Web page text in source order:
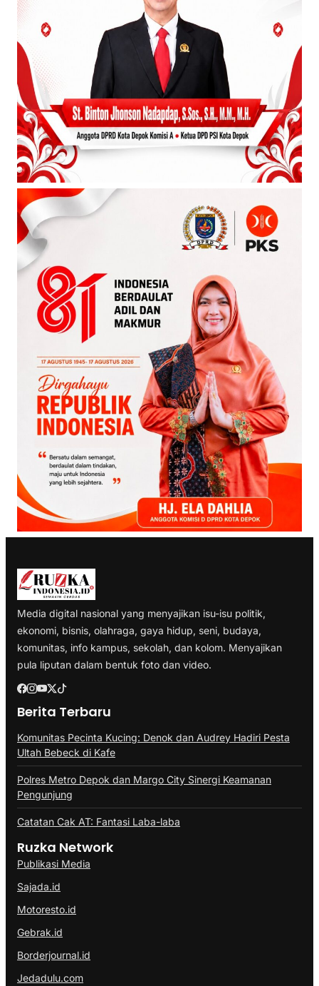
Media digital nasional yang menyajikan isu-isu politik,
ekonomi, bisnis, olahraga, gaya hidup, seni, budaya,
komunitas, info kampus, sekolah, dan kolom. Menyajikan
pula liputan dalam bentuk foto dan video.
Berita Terbaru
Komunitas Pecinta Kucing: Denok dan Audrey Hadiri Pesta
Ultah Bebeck di Kafe
Polres Metro Depok dan Margo City Sinergi Keamanan
Pengunjung
Catatan Cak AT: Fantasi Laba-laba
Ruzka Network
Publikasi Media
Sajada.id
Motoresto.id
Gebrak.id
Borderjournal.id
Jedadulu.com